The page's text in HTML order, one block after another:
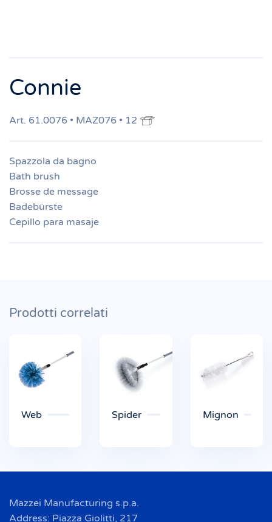
Connie
Art. 61.0076 • MAZ076 • 12
Spazzola da bagno
Bath brush
Brosse de message
Badebürste
Cepillo para masaje
Prodotti correlati
Web Spider Mignon
Mazzei Manufacturing s.p.a.
Address: Piazza Giolitti, 217